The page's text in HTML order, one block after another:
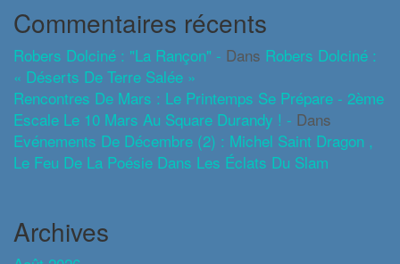
Commentaires récents
Robers Dolciné : "La Rançon" - Dans Robers Dolciné :
« Déserts De Terre Salée »
Rencontres De Mars : Le Printemps Se Prépare - 2ème
Escale Le 10 Mars Au Square Durandy ! - Dans
Evénements De Décembre (2) : Michel Saint Dragon ,
Le Feu De La Poésie Dans Les Éclats Du Slam
Archives